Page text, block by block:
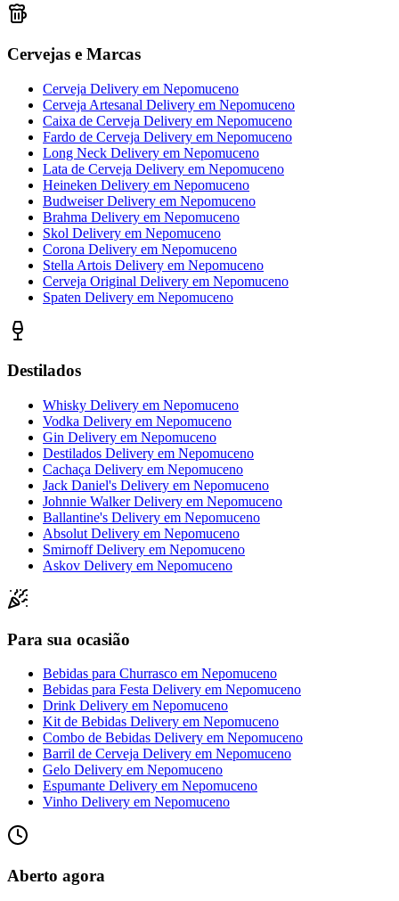
Cervejas e Marcas
Cerveja Delivery em Nepomuceno
Cerveja Artesanal Delivery em Nepomuceno
Caixa de Cerveja Delivery em Nepomuceno
Fardo de Cerveja Delivery em Nepomuceno
Long Neck Delivery em Nepomuceno
Lata de Cerveja Delivery em Nepomuceno
Heineken Delivery em Nepomuceno
Budweiser Delivery em Nepomuceno
Brahma Delivery em Nepomuceno
Skol Delivery em Nepomuceno
Corona Delivery em Nepomuceno
Stella Artois Delivery em Nepomuceno
Cerveja Original Delivery em Nepomuceno
Spaten Delivery em Nepomuceno
Destilados
Whisky Delivery em Nepomuceno
Vodka Delivery em Nepomuceno
Gin Delivery em Nepomuceno
Destilados Delivery em Nepomuceno
Cachaça Delivery em Nepomuceno
Jack Daniel's Delivery em Nepomuceno
Johnnie Walker Delivery em Nepomuceno
Ballantine's Delivery em Nepomuceno
Absolut Delivery em Nepomuceno
Smirnoff Delivery em Nepomuceno
Askov Delivery em Nepomuceno
Para sua ocasião
Bebidas para Churrasco em Nepomuceno
Bebidas para Festa Delivery em Nepomuceno
Drink Delivery em Nepomuceno
Kit de Bebidas Delivery em Nepomuceno
Combo de Bebidas Delivery em Nepomuceno
Barril de Cerveja Delivery em Nepomuceno
Gelo Delivery em Nepomuceno
Espumante Delivery em Nepomuceno
Vinho Delivery em Nepomuceno
Aberto agora